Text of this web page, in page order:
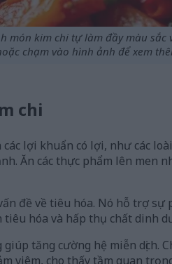
món kim chi tự làm đầy màu sắc
chạm vào hình ảnh để xem
chi
lợi khuẩn có lợi, như các
Ăn các thực phẩm lên men
đề về tiêu hóa. Nó hỗ trợ
hóa và hấp thụ chất dinh
tăng cường hệ miễn dịch.
viêm, cho thấy tầm quan